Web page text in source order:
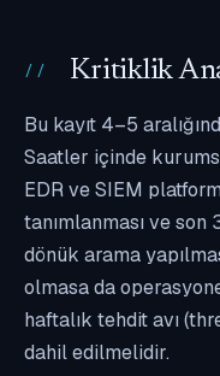
Kritiklik
Bu kayıt 4–5
Saatler içinde
EDR ve SIEM
tanımlanması ve
dönük arama
olmasa da
haftalık tehdit avı
dahil edilmelidir.